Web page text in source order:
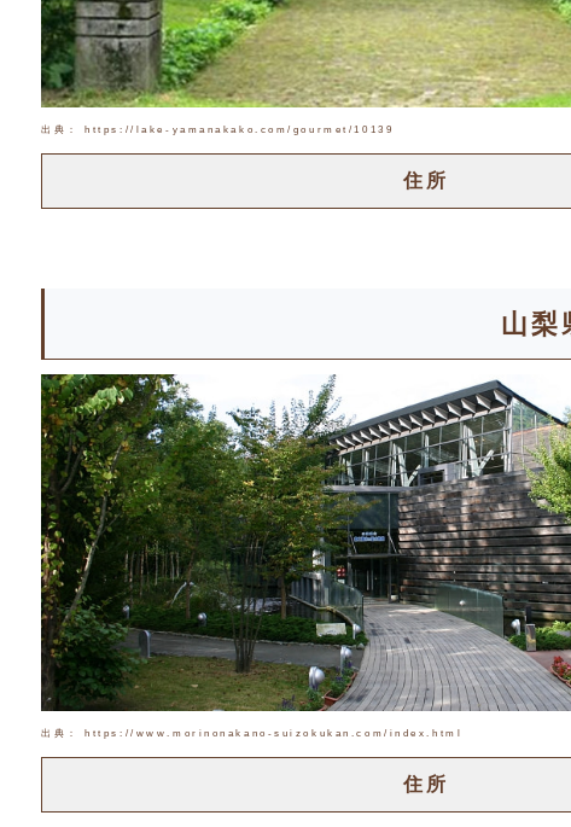
出典： https://lake-yamanakako.com/gourmet/10139
住所
山梨
出典： https://www.morinonakano-suizokukan.com/index.html
住所